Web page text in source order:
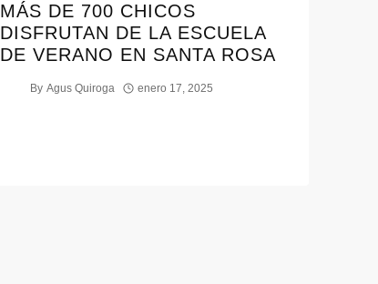
MÁS DE 700 CHICOS
DISFRUTAN DE LA ESCUELA
DE VERANO EN SANTA ROSA
By Agus Quiroga enero 17, 2025